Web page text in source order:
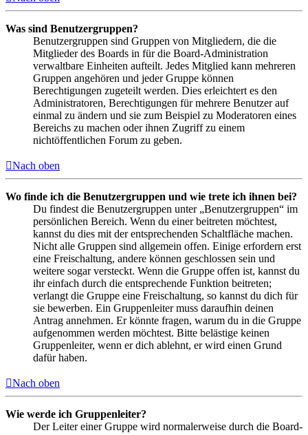
Was sind Benutzergruppen?
Benutzergruppen sind Gruppen von Mitgliedern, die die
Mitglieder des Boards in für die Board-Administration
verwaltbare Einheiten aufteilt. Jedes Mitglied kann mehreren
Gruppen angehören und jeder Gruppe können
Berechtigungen zugeteilt werden. Dies erleichtert es den
Administratoren, Berechtigungen für mehrere Benutzer auf
einmal zu ändern und sie zum Beispiel zu Moderatoren eines
Bereichs zu machen oder ihnen Zugriff zu einem
nichtöffentlichen Forum zu geben.
Nach oben
Wo finde ich die Benutzergruppen und wie trete ich ihnen bei?
Du findest die Benutzergruppen unter „Benutzergruppen“ im
persönlichen Bereich. Wenn du einer beitreten möchtest,
kannst du dies mit der entsprechenden Schaltfläche machen.
Nicht alle Gruppen sind allgemein offen. Einige erfordern erst
eine Freischaltung, andere können geschlossen sein und
weitere sogar versteckt. Wenn die Gruppe offen ist, kannst du
ihr einfach durch die entsprechende Funktion beitreten;
verlangt die Gruppe eine Freischaltung, so kannst du dich für
sie bewerben. Ein Gruppenleiter muss daraufhin deinen
Antrag annehmen. Er könnte fragen, warum du in die Gruppe
aufgenommen werden möchtest. Bitte belästige keinen
Gruppenleiter, wenn er dich ablehnt, er wird einen Grund
dafür haben.
Nach oben
Wie werde ich Gruppenleiter?
Der Leiter einer Gruppe wird normalerweise durch die Board-